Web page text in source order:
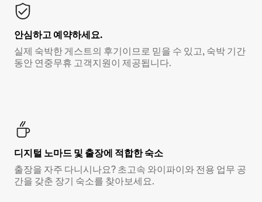
안심하고 예약하세요.
실제 숙박한 게스트의 후기이므로 믿을 수 있고, 숙박 기간
동안 연중무휴 고객지원이 제공됩니다.
디지털 노마드 및 출장에 적합한 숙소
출장을 자주 다니시나요? 초고속 와이파이와 전용 업무 공
간을 갖춘 장기 숙소를 찾아보세요.